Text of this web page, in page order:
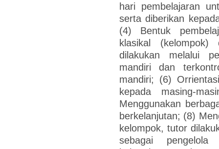
hari pembelajaran
serta diberikan
(4) Bentuk
klasikal
dilakukan melalui
mandiri dan
mandiri; (6)
kepada masing-
Menggunakan
berkelanjutan; (8)
kelompok, tutor
sebagai pengelola